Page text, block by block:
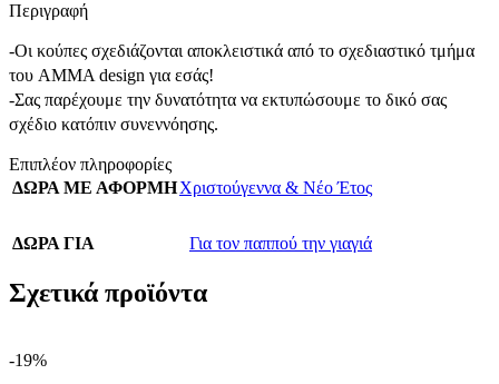
Περιγραφή
-Οι κούπες σχεδιάζονται αποκλειστικά από το σχεδιαστικό τμήμα
του AMMA design για εσάς!
-Σας παρέχουμε την δυνατότητα να εκτυπώσουμε το δικό σας
σχέδιο κατόπιν συνεννόησης.
Επιπλέον πληροφορίες
ΔΩΡΑ ΜΕ ΑΦΟΡΜΗΧριστούγεννα & Νέο Έτος
ΔΩΡΑ ΓΙΑ Για τον παππού την γιαγιά
Σχετικά προϊόντα
-19%